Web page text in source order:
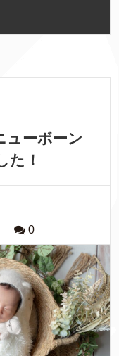
ューボーン
た！
0